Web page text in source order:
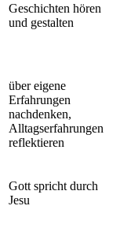
Geschichten hören
und gestalten
über eigene
Erfahrungen
nachdenken,
Alltagserfahrungen
reflektieren
Gott spricht durch
Jesu